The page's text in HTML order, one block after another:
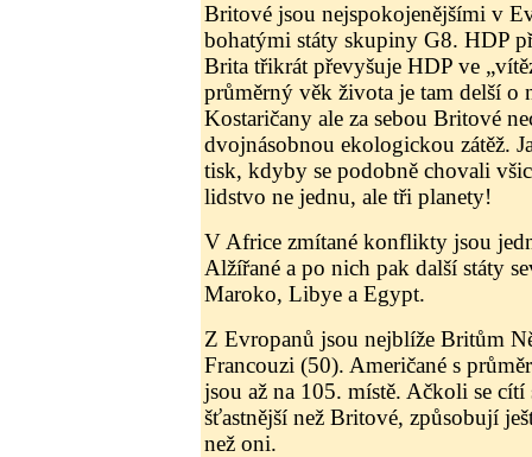
Britové jsou nejspokojenějšími v
bohatými státy skupiny G8. HDP
Brita třikrát převyšuje HDP ve
průměrný věk života je tam delší o
Kostaričany ale za sebou Britové
dvojnásobnou ekologickou zátěž.
tisk, kdyby se podobně chovali
lidstvo ne jednu, ale tři planety!
V Africe zmítané konflikty jsou
Alžířané a po nich pak další státy
Maroko, Libye a Egypt.
Z Evropanů jsou nejblíže Britům
Francouzi (50). Američané s
jsou až na 105. místě. Ačkoli se
šťastnější než Britové, způsobují
než oni.